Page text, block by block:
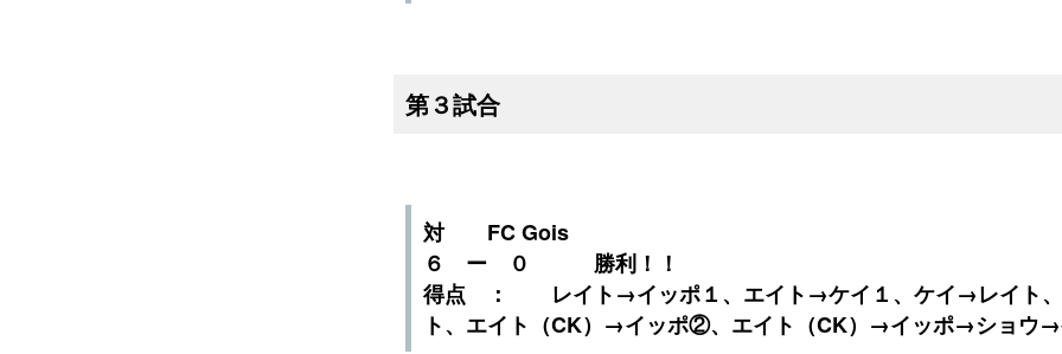
第３試合
対 FC Gois
６ ー ０ 勝利！！
得点 ： レイト→イッポ１、エイト→ケイ１、ケイ→レイト
ト、エイト（CK）→イッポ②、エイト（CK）→イッポ→ショウ